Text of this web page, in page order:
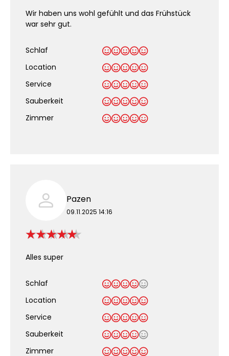
Wir haben uns wohl gefühlt und das Frühstück
war sehr gut.
Schlaf
Location
Service
Sauberkeit
Zimmer
Pazen
09.11.2025 14:16
Alles super
Schlaf
Location
Service
Sauberkeit
Zimmer